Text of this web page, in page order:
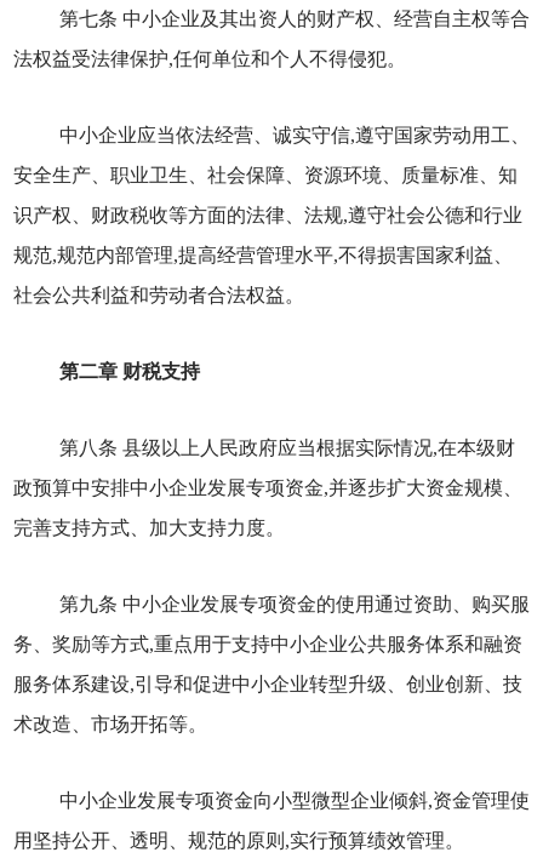
第七条 中小企业及其出资人的财产权、经营自主权等合
法权益受法律保护,任何单位和个人不得侵犯。
中小企业应当依法经营、诚实守信,遵守国家劳动用工、
安全生产、职业卫生、社会保障、资源环境、质量标准、知
识产权、财政税收等方面的法律、法规,遵守社会公德和行业
规范,规范内部管理,提高经营管理水平,不得损害国家利益、
社会公共利益和劳动者合法权益。
第二章 财税支持
第八条 县级以上人民政府应当根据实际情况,在本级财
政预算中安排中小企业发展专项资金,并逐步扩大资金规模、
完善支持方式、加大支持力度。
第九条 中小企业发展专项资金的使用通过资助、购买服
务、奖励等方式,重点用于支持中小企业公共服务体系和融资
服务体系建设,引导和促进中小企业转型升级、创业创新、技
术改造、市场开拓等。
中小企业发展专项资金向小型微型企业倾斜,资金管理使
用坚持公开、透明、规范的原则,实行预算绩效管理。